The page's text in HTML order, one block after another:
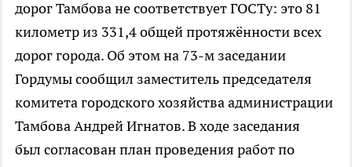
дорог Тамбова не соответствует ГОСТу: это 81
километр из 331,4 общей протяжённости всех
дорог города. Об этом на 73-м заседании
Гордумы сообщил заместитель председателя
комитета городского хозяйства администрации
Тамбова Андрей Игнатов. В ходе заседания
был согласован план проведения работ по